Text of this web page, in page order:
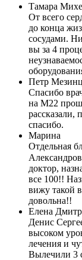
Тамара
От всего
до конца
сосудами.
вы за 4
Петр
Спасибо
на М22
рассказали,
спасибо.
Марина
Отдельная
доктор,
все 100!!
вижу такой
довольна!!
Елена
Денис
высоком
лечения и
Вылечили 3